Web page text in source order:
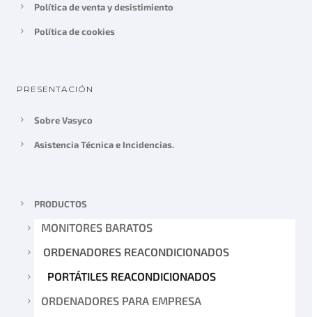
Política de venta y desistimiento
Política de cookies
PRESENTACIÓN
Sobre Vasyco
Asistencia Técnica e Incidencias.
PRODUCTOS
MONITORES BARATOS
ORDENADORES REACONDICIONADOS
PORTÁTILES REACONDICIONADOS
ORDENADORES PARA EMPRESA